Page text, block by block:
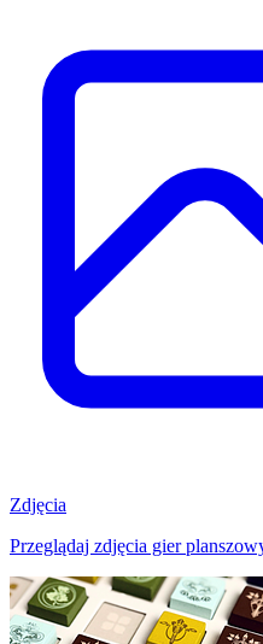
Zdjęcia
Przeglądaj zdjęcia gier